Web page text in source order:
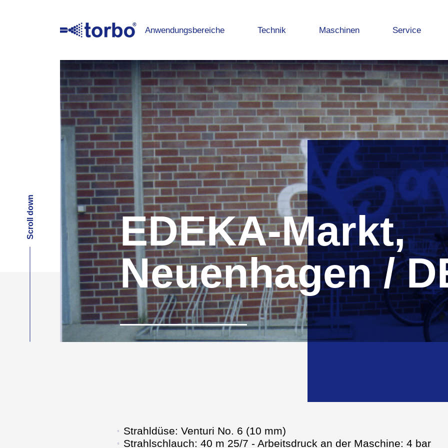
Anwendungsbereiche Technik Maschinen Service
EDEKA-Markt,
Neuenhagen /
Scroll down
Strahldüse: Venturi No. 6 (10 mm)
Strahlschlauch: 40 m 25/7 - Arbeitsdruck an der Maschine: 4 bar